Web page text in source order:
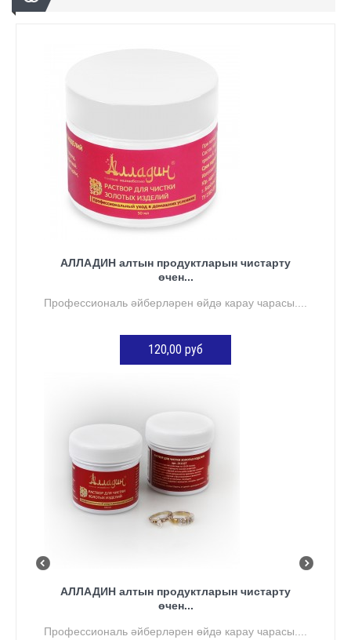
АЛЛАДИН алтын продуктларын чистарту
өчен...
Профессиональ әйберләрен өйдә карау чарасы....
120,00 руб
АЛЛАДИН алтын продуктларын чистарту
өчен...
Профессиональ әйберләрен өйдә карау чарасы....